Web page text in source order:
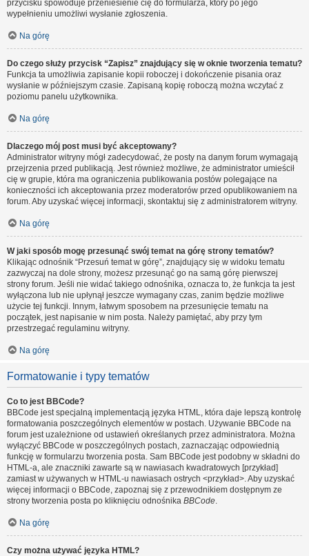
przycisku spowoduje przeniesienie cię do formularza, który po jego
wypełnieniu umożliwi wysłanie zgłoszenia.
Na górę
Do czego służy przycisk “Zapisz” znajdujący się w oknie tworzenia tematu?
Funkcja ta umożliwia zapisanie kopii roboczej i dokończenie pisania oraz
wysłanie w późniejszym czasie. Zapisaną kopię roboczą można wczytać z
poziomu panelu użytkownika.
Na górę
Dlaczego mój post musi być akceptowany?
Administrator witryny mógł zadecydować, że posty na danym forum wymagają
przejrzenia przed publikacją. Jest również możliwe, że administrator umieścił
cię w grupie, która ma ograniczenia publikowania postów polegające na
konieczności ich akceptowania przez moderatorów przed opublikowaniem na
forum. Aby uzyskać więcej informacji, skontaktuj się z administratorem witryny.
Na górę
W jaki sposób mogę przesunąć swój temat na górę strony tematów?
Klikając odnośnik “Przesuń temat w górę”, znajdujący się w widoku tematu
zazwyczaj na dole strony, możesz przesunąć go na samą górę pierwszej
strony forum. Jeśli nie widać takiego odnośnika, oznacza to, że funkcja ta jest
wyłączona lub nie upłynął jeszcze wymagany czas, zanim będzie możliwe
użycie tej funkcji. Innym, łatwym sposobem na przesunięcie tematu na
początek, jest napisanie w nim posta. Należy pamiętać, aby przy tym
przestrzegać regulaminu witryny.
Na górę
Formatowanie i typy tematów
Co to jest BBCode?
BBCode jest specjalną implementacją języka HTML, która daje lepszą kontrolę
formatowania poszczególnych elementów w postach. Używanie BBCode na
forum jest uzależnione od ustawień określanych przez administratora. Można
wyłączyć BBCode w poszczególnych postach, zaznaczając odpowiednią
funkcję w formularzu tworzenia posta. Sam BBCode jest podobny w składni do
HTML-a, ale znaczniki zawarte są w nawiasach kwadratowych [przykład]
zamiast w używanych w HTML-u nawiasach ostrych <przykład>. Aby uzyskać
więcej informacji o BBCode, zapoznaj się z przewodnikiem dostępnym ze
strony tworzenia posta po kliknięciu odnośnika BBCode.
Na górę
Czy można używać języka HTML?